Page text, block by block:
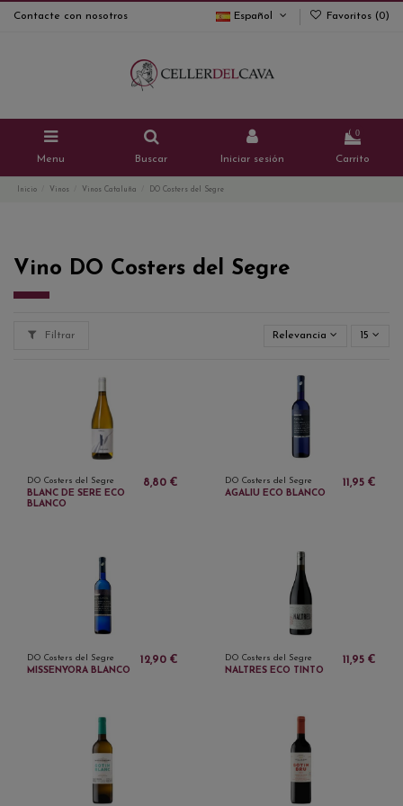
Contacte con nosotros Español Favoritos (0)
Menu Buscar Iniciar sesión
0
Carrito
Inicio Vinos Vinos Cataluña DO Costers del Segre
Vino DO Costers del Segre
Filtrar Relevancia 15
DO Costers del Segre
BLANC DE SERE ECO
BLANCO
8,80 € DO Costers del Segre
AGALIU ECO BLANCO
11,95 €
DO Costers del Segre
MISSENYORA BLANCO
12,90 € DO Costers del Segre
NALTRES ECO TINTO
11,95 €